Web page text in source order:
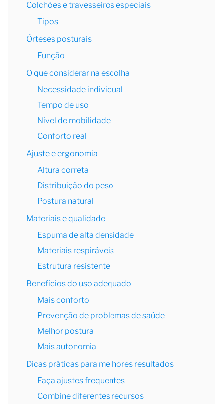
Colchões e travesseiros especiais
Tipos
Órteses posturais
Função
O que considerar na escolha
Necessidade individual
Tempo de uso
Nível de mobilidade
Conforto real
Ajuste e ergonomia
Altura correta
Distribuição do peso
Postura natural
Materiais e qualidade
Espuma de alta densidade
Materiais respiráveis
Estrutura resistente
Benefícios do uso adequado
Mais conforto
Prevenção de problemas de saúde
Melhor postura
Mais autonomia
Dicas práticas para melhores resultados
Faça ajustes frequentes
Combine diferentes recursos